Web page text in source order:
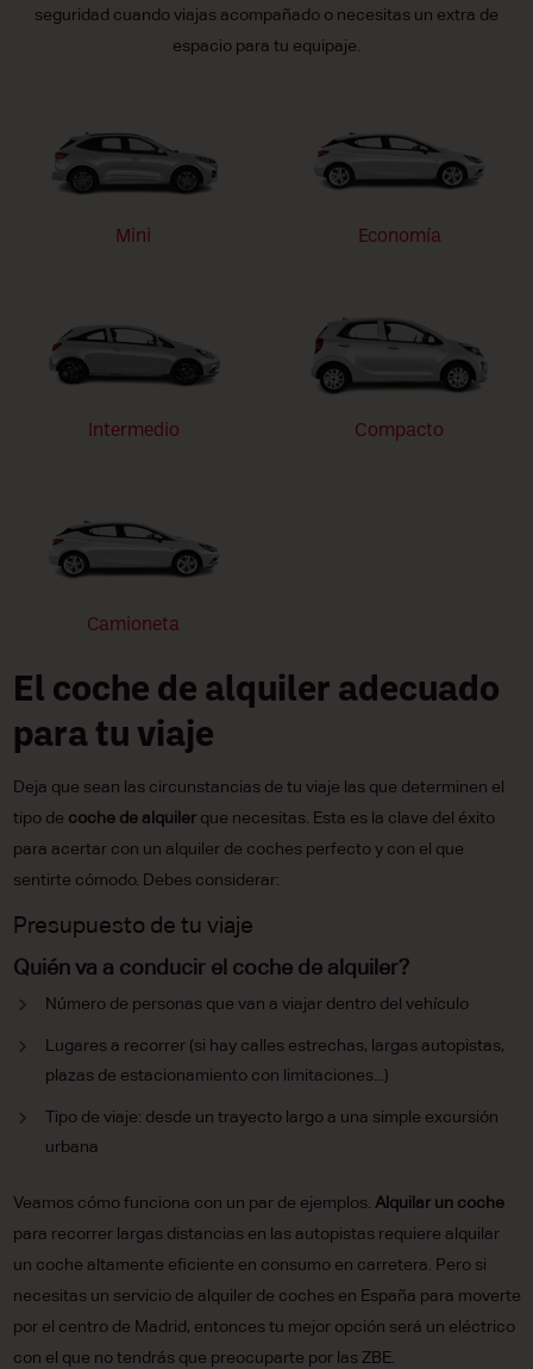
seguridad cuando viajas acompañado o necesitas un extra de
espacio para tu equipaje.
Mini Economía
Intermedio Compacto
Camioneta
El coche de alquiler adecuado
para tu viaje
Deja que sean las circunstancias de tu viaje las que determinen el
tipo de coche de alquilerque necesitas. Esta es la clave del éxito
para acertar con un alquiler de coches perfecto y con el que
sentirte cómodo. Debes considerar:
Presupuesto de tu viaje
Quién va a conducir el coche de alquiler?
Número de personas que van a viajar dentro del vehículo
Lugares a recorrer (si hay calles estrechas, largas autopistas,
plazas de estacionamiento con limitaciones...)
Tipo de viaje: desde un trayecto largo a una simple excursión
urbana
Veamos cómo funciona con un par de ejemplos. Alquilar un coche
para recorrer largas distancias en las autopistas requiere alquilar
un coche altamente eficiente en consumo en carretera. Pero si
necesitas un servicio de alquiler de coches en España para moverte
por el centro de Madrid, entonces tu mejor opción será un eléctrico
con el que no tendrás que preocuparte por las ZBE.